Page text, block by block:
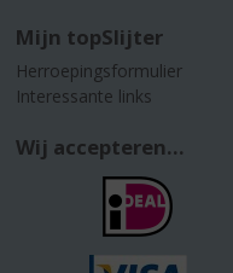
Mijn topSlijter
Herroepingsformulier
Interessante links
Wij accepteren...